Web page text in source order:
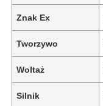
Znak Ex
Tworzywo
Woltaż
Silnik